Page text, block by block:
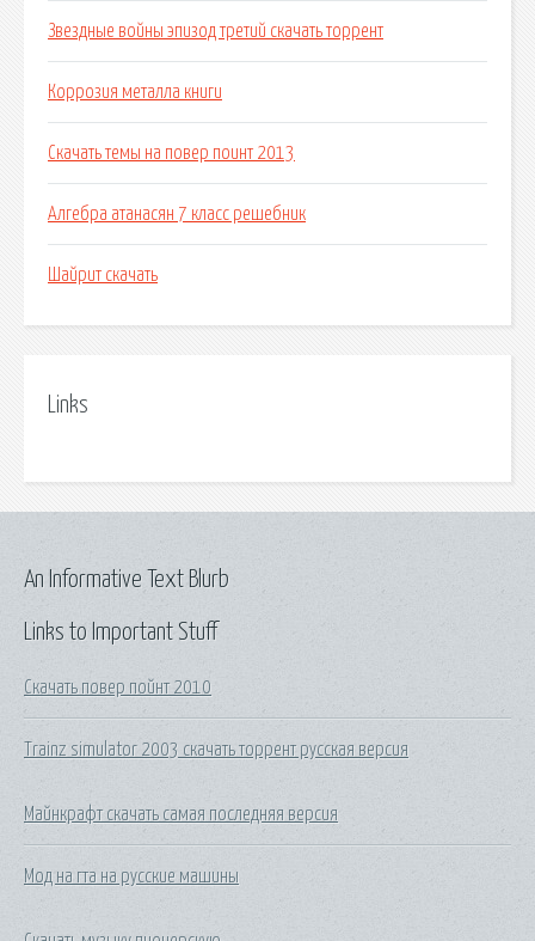
Звездные войны эпизод третий скачать торрент
Коррозия металла книги
Скачать темы на повер поинт 2013
Алгебра атанасян 7 класс решебник
Шайрит скачать
Links
Links to Important Stuff
Скачать повер пойнт 2010
Trainz simulator 2003 скачать торрент русская версия
Майнкрафт скачать самая последняя версия
Мод на гта на русские машины
An Informative Text Blurb